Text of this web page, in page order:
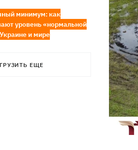
минимум: как
уровень «нормальной
и мире
раненые, - соцсети
ЕЩЕ